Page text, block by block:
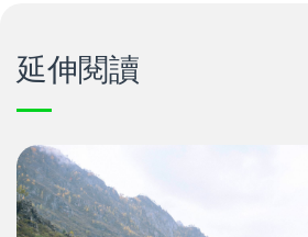
延伸閱讀